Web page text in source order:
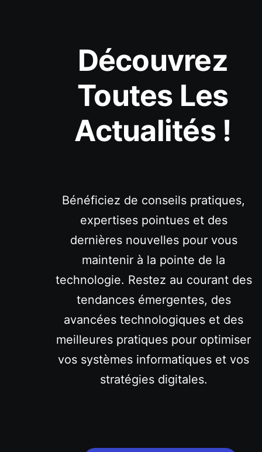
Découvrez
Toutes Les
Actualités !
Bénéficiez de conseils pratiques,
expertises pointues et des
dernières nouvelles pour vous
maintenir à la pointe de la
technologie. Restez au courant des
tendances émergentes, des
avancées technologiques et des
meilleures pratiques pour optimiser
vos systèmes informatiques et vos
stratégies digitales.